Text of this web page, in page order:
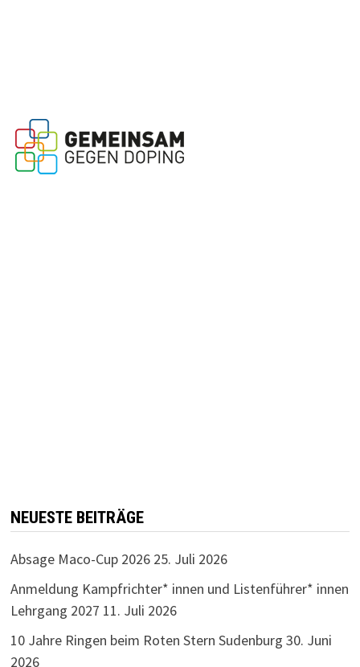
NEUESTE BEITRÄGE
Absage Maco-Cup 2026 25. Juli 2026
Anmeldung Kampfrichter* innen und Listenführer* innen
Lehrgang 2027 11. Juli 2026
10 Jahre Ringen beim Roten Stern Sudenburg 30. Juni
2026